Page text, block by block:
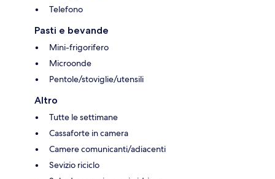
Telefono
Pasti e bevande
Mini-frigorifero
Microonde
Pentole/stoviglie/utensili
Altro
Tutte le settimane
Cassaforte in camera
Camere comunicanti/adiacenti
Sevizio riciclo